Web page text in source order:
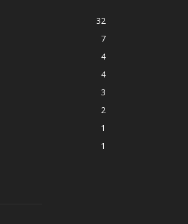
32
7
4
4
3
2
1
1